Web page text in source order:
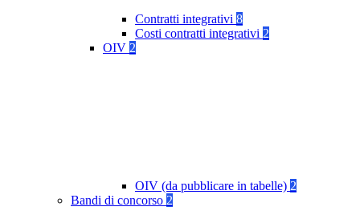
Contratti integrativi 8
Costi contratti integrativi 2
OIV 2
OIV (da pubblicare in tabelle) 2
Bandi di concorso 2